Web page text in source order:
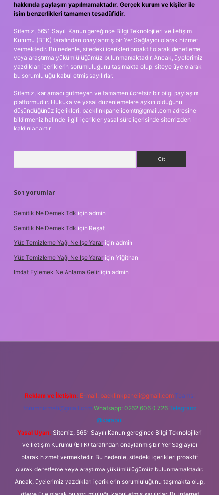
hakkında paylaşım yapılmamaktadır. Gerçek kurum ve kişiler ile
isim benzerlikleri tamamen tesadüfidir.
Sitemiz, 5651 Sayılı Kanun gereğince Bilgi Teknolojileri ve İletişim
Kurumu (BTK) tarafından onaylanmış bir Yer Sağlayıcı olarak hizmet
vermektedir. Bu nedenle, sitedeki içerikleri proaktif olarak denetleme
veya araştırma yükümlülüğümüz bulunmamaktadır. Ancak, üyelerimiz
yazdıkları içeriklerin sorumluluğunu taşımakta olup, siteye üye olarak
bu sorumluluğu kabul etmiş sayılırlar.
Sitemiz, kar amacı gütmeyen ve tamamen ücretsiz bir bilgi paylaşım
platformudur. Hukuka ve yasal düzenlemelere aykırı olduğunu
düşündüğünüz içerikleri, backlinkpanelicomtr@gmail.com adresine
bildirmeniz halinde, ilgili içerikler yasal süre içerisinde sitemizden
kaldırılacaktır.
Son yorumlar
Semitik Ne Demek Tdk için admin
Semitik Ne Demek Tdk için Reşat
Yüz Temizleme Yağı Ne Işe Yarar için admin
Yüz Temizleme Yağı Ne Işe Yarar için Yiğithan
Imdat Eylemek Ne Anlama Gelir için admin
Reklam ve İletişim: E-mail: backlinkpaneli@gmail.com Teams:
forumhizmeti@gmail.com Whatsapp: 0262 606 0 726 Telegram:
@karabul
Yasal Uyarı: Sitemiz, 5651 Sayılı Kanun gereğince Bilgi Teknolojileri
ve İletişim Kurumu (BTK) tarafından onaylanmış bir Yer Sağlayıcı
olarak hizmet vermektedir. Bu nedenle, sitedeki içerikleri proaktif
olarak denetleme veya araştırma yükümlülüğümüz bulunmamaktadır.
Ancak, üyelerimiz yazdıkları içeriklerin sorumluluğunu taşımakta olup,